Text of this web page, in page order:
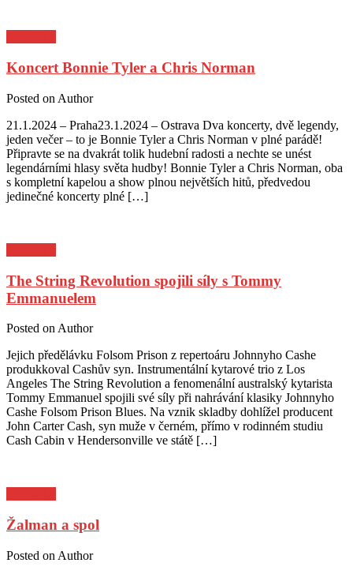
Koncert Bonnie Tyler a Chris Norman
Posted on Author
21.1.2024 – Praha23.1.2024 – Ostrava Dva koncerty, dvě legendy,
jeden večer – to je Bonnie Tyler a Chris Norman v plné parádě!
Připravte se na dvakrát tolik hudební radosti a nechte se unést
legendárními hlasy světa hudby! Bonnie Tyler a Chris Norman, oba
s kompletní kapelou a show plnou největších hitů, předvedou
jedinečné koncerty plné […]
The String Revolution spojili síly s Tommy
Emmanuelem
Posted on Author
Jejich předělávku Folsom Prison z repertoáru Johnnyho Cashe
produkkoval Cashův syn. Instrumentální kytarové trio z Los
Angeles The String Revolution a fenomenální australský kytarista
Tommy Emmanuel spojili své síly při nahrávání klasiky Johnnyho
Cashe Folsom Prison Blues. Na vznik skladby dohlížel producent
John Carter Cash, syn muže v černém, přímo v rodinném studiu
Cash Cabin v Hendersonville ve státě […]
Žalman a spol
Posted on Author